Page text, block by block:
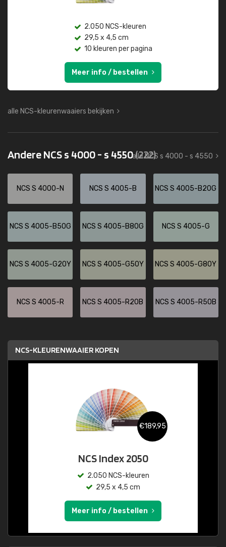
2.050 NCS-kleuren
29,5 x 4,5 cm
10 kleuren per pagina
Meer info / bestellen
alle NCS-kleurenwaaiers bekijken
Andere NCS s 4000 - s 4550(222)
alle NCS s 4000 - s 4550
NCS S 4000-N NCS S 4005-B NCS S 4005-B20G
NCS S 4005-B50G NCS S 4005-B80G NCS S 4005-G
NCS S 4005-G20Y NCS S 4005-G50Y NCS S 4005-G80Y
NCS S 4005-R NCS S 4005-R20B NCS S 4005-R50B
NCS-KLEURENWAAIER KOPEN
€189,95
NCS Index 2050
2.050 NCS-kleuren
29,5 x 4,5 cm
Meer info / bestellen